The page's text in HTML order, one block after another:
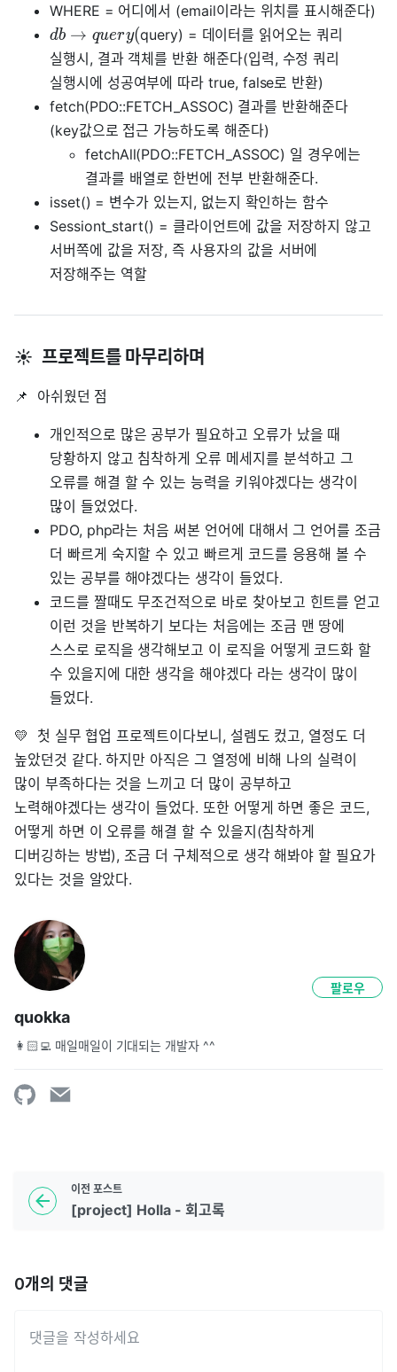
WHERE = 어디에서 (email이라는 위치를 표시해준다)
db → query(query) = 데이터를 읽어오는 쿼리
실행시, 결과 객체를 반환 해준다(입력, 수정 쿼리
실행시에 성공여부에 따라 true, false로 반환)
fetch(PDO::FETCH_ASSOC) 결과를 반환해준다
(key값으로 접근 가능하도록 해준다)
fetchAll(PDO::FETCH_ASSOC) 일 경우에는
결과를 배열로 한번에 전부 반환해준다.
isset() = 변수가 있는지, 없는지 확인하는 함수
Sessiont_start() = 클라이언트에 값을 저장하지 않고
서버쪽에 값을 저장, 즉 사용자의 값을 서버에
저장해주는 역할
☀️ 프로젝트를 마무리하며
📌 아쉬웠던 점
개인적으로 많은 공부가 필요하고 오류가 났을 때
당황하지 않고 침착하게 오류 메세지를 분석하고 그
오류를 해결 할 수 있는 능력을 키워야겠다는 생각이
많이 들었었다.
PDO, php라는 처음 써본 언어에 대해서 그 언어를 조금
더 빠르게 숙지할 수 있고 빠르게 코드를 응용해 볼 수
있는 공부를 해야겠다는 생각이 들었다.
코드를 짤때도 무조건적으로 바로 찾아보고 힌트를 얻고
이런 것을 반복하기 보다는 처음에는 조금 맨 땅에
스스로 로직을 생각해보고 이 로직을 어떻게 코드화 할
수 있을지에 대한 생각을 해야겠다 라는 생각이 많이
들었다.
💛 첫 실무 협업 프로젝트이다보니, 설렘도 컸고, 열정도 더
높았던것 같다. 하지만 아직은 그 열정에 비해 나의 실력이
많이 부족하다는 것을 느끼고 더 많이 공부하고
노력해야겠다는 생각이 들었다. 또한 어떻게 하면 좋은 코드,
어떻게 하면 이 오류를 해결 할 수 있을지(침착하게
디버깅하는 방법), 조금 더 구체적으로 생각 해봐야 할 필요가
있다는 것을 알았다.
quokka
👩🏻‍💻 매일매일이 기대되는 개발자 ^^
팔로우
이전 포스트
[project] Holla - 회고록
0개의 댓글